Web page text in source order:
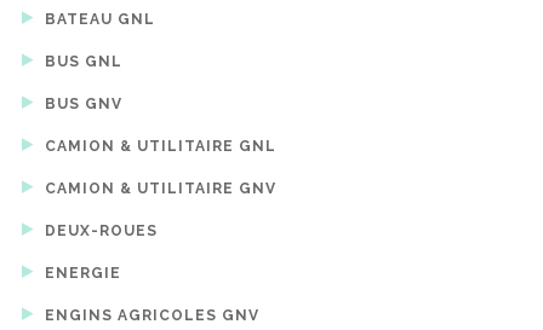
BATEAU GNL
BUS GNL
BUS GNV
CAMION & UTILITAIRE GNL
CAMION & UTILITAIRE GNV
DEUX-ROUES
ENERGIE
ENGINS AGRICOLES GNV